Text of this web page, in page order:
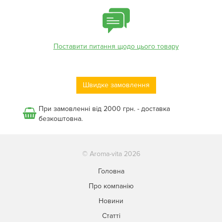
Поставити питання щодо цього товару
Швидке замовлення
При замовленні від 2000 грн. - доставка
безкоштовна.
© Aroma-vita 2026
Головна
Про компанію
Новини
Статті